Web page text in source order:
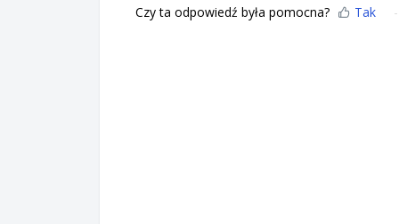
Czy ta odpowiedź była pomocna? Tak